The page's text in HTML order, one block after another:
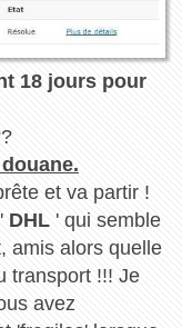
18 jours pour
et va partir !
DHL' qui semble
amis alors quelle
transport !!! Je
avez